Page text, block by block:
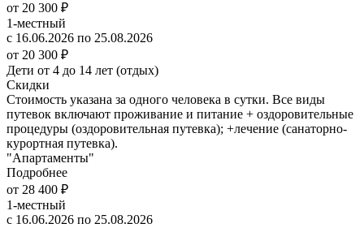
от 20 300 ₽
1-местный
с 16.06.2026 по 25.08.2026
от 20 300 ₽
Дети от 4 до 14 лет (отдых)
Скидки
Стоимость указана за одного человека в сутки. Все виды
путевок включают проживание и питание + оздоровительные
процедуры (оздоровительная путевка); +лечение (санаторно-
курортная путевка).
"Апартаменты"
Подробнее
от 28 400 ₽
1-местный
с 16.06.2026 по 25.08.2026